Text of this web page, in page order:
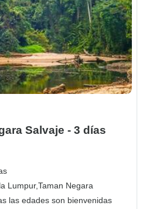
Salvaje - 3 días
Lumpur,Taman Negara
las edades son bienvenidas